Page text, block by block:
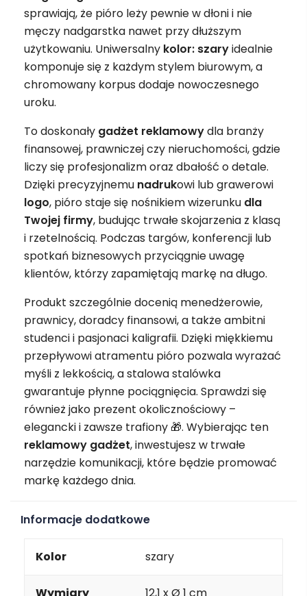
sprawiają, że pióro leży pewnie w dłoni i nie
męczy nadgarstka nawet przy dłuższym
użytkowaniu. Uniwersalny kolor: szaryidealnie
komponuje się z każdym stylem biurowym, a
chromowany korpus dodaje nowoczesnego
uroku.
To doskonały gadżet reklamowydla branży
finansowej, prawniczej czy nieruchomości, gdzie
liczy się profesjonalizm oraz dbałość o detale.
Dzięki precyzyjnemu nadrukowi lub grawerowi
logo, pióro staje się nośnikiem wizerunku dla
Twojej firmy, budując trwałe skojarzenia z klasą
i rzetelnością. Podczas targów, konferencji lub
spotkań biznesowych przyciągnie uwagę
klientów, którzy zapamiętają markę na długo.
Produkt szczególnie docenią menedżerowie,
prawnicy, doradcy finansowi, a także ambitni
studenci i pasjonaci kaligrafii. Dzięki miękkiemu
przepływowi atramentu pióro pozwala wyrażać
myśli z lekkością, a stalowa stalówka
gwarantuje płynne pociągnięcia. Sprawdzi się
również jako prezent okolicznościowy –
elegancki i zawsze trafiony 🎁. Wybierając ten
reklamowy gadżet, inwestujesz w trwałe
narzędzie komunikacji, które będzie promować
markę każdego dnia.
Informacje dodatkowe
Kolor szary